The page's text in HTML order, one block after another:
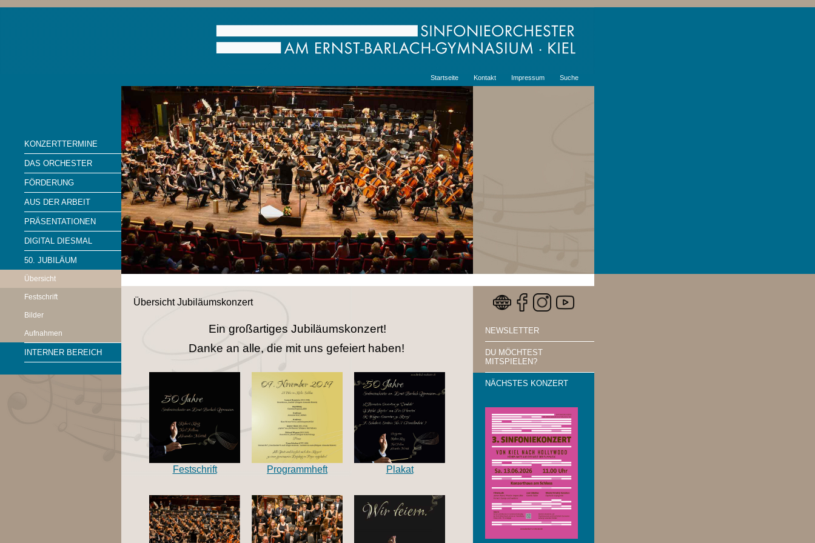
Startseite Kontakt Impressum Suche
KONZERTTERMINE
DAS ORCHESTER
FÖRDERUNG
AUS DER ARBEIT
PRÄSENTATIONEN
DIGITAL DIESMAL
50. JUBILÄUM
Übersicht
Festschrift
Bilder
Aufnahmen
INTERNER BEREICH
Übersicht Jubiläumskonzert
Ein großartiges Jubiläumskonzert!
Danke an alle, die mit uns gefeiert haben!
Festschrift Programmheft P lakat
NEWSLETTER
DU MÖCHTEST
MITSPIELEN?
NÄCHSTES KONZERT